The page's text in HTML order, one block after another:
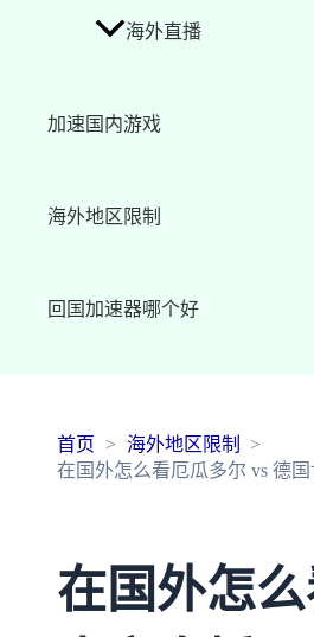
海外直播
加速国内游戏
海外地区限制
回国加速器哪个好
首页
海外地区限制
在国外怎么看厄瓜多尔 vs 德
在国外怎